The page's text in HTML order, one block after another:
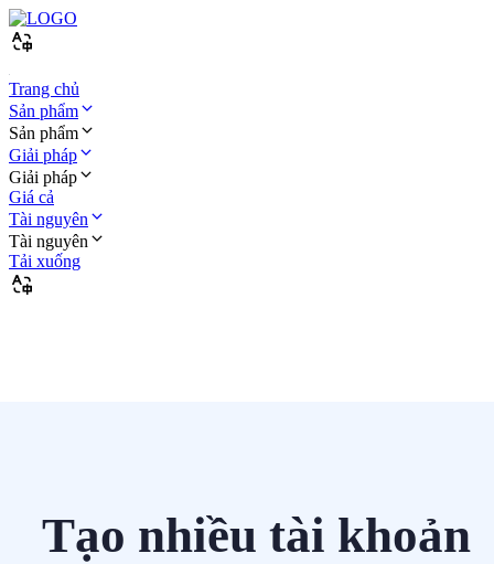
Trang chủ
Sản phẩm
Sản phẩm
Giải pháp
Giải pháp
Giá cả
Tài nguyên
Tài nguyên
Tải xuống
Tạo nhiều tài khoản